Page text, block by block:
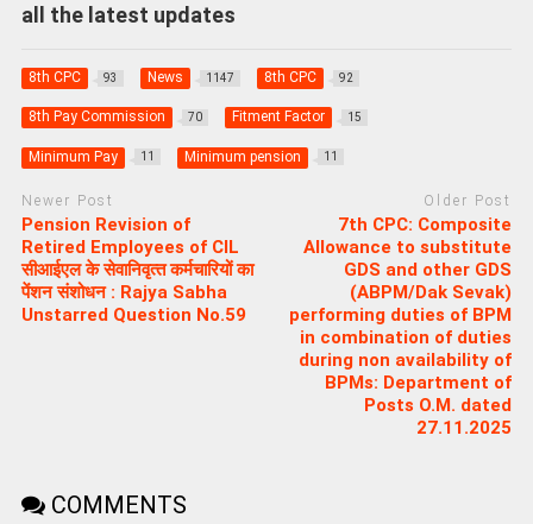
all the latest updates
8th CPC 93 News 1147 8th CPC 92
8th Pay Commission 70 Fitment Factor 15
Minimum Pay 11 Minimum pension 11
Newer Post
Pension Revision of
Retired Employees of CIL
सीआईएल के सेवानिवृत्‍त कर्मचारियों का
पेंशन संशोधन : Rajya Sabha
Unstarred Question No.59
Older Post
7th CPC: Composite
Allowance to substitute
GDS and other GDS
(ABPM/Dak Sevak)
performing duties of BPM
in combination of duties
during non availability of
BPMs: Department of
Posts O.M. dated
27.11.2025
COMMENTS